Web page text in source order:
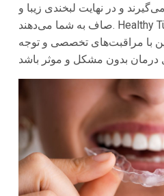
و در نهایت لبخندی زیبا و
صاف به شما می‌دهند. Healthy Türkiye تضمین می‌کند که
با مراقبت‌های تخصصی و توجه